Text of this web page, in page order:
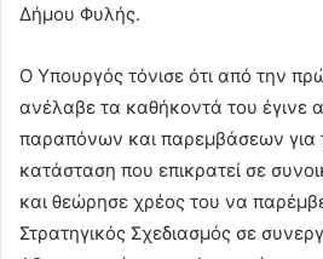
Δήμου Φυλής.
Ο Υπουργός τόνισε ότι από την
ανέλαβε τα καθήκοντά του έγινε
παραπόνων και παρεμβάσεων για
κατάσταση που επικρατεί σε
και θεώρησε χρέος του να
Στρατηγικός Σχεδιασμός σε